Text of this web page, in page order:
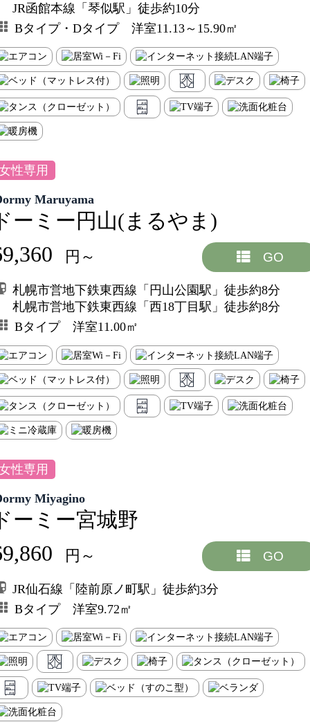
JR函館本線「琴似駅」徒歩約10分
Bタイプ・Dタイプ 洋室11.13～15.90㎡
性専用
Maruyama
ーミー円山(まるやま)
円～ GO
札幌市営地下鉄東西線「円山公園駅」徒歩約8分
札幌市営地下鉄東西線「西18丁目駅」徒歩約8分
Bタイプ 洋室11.00㎡
性専用
Miyagino
ーミー宮城野
円～ GO
JR仙石線「陸前原ノ町駅」徒歩約3分
Bタイプ 洋室9.72㎡